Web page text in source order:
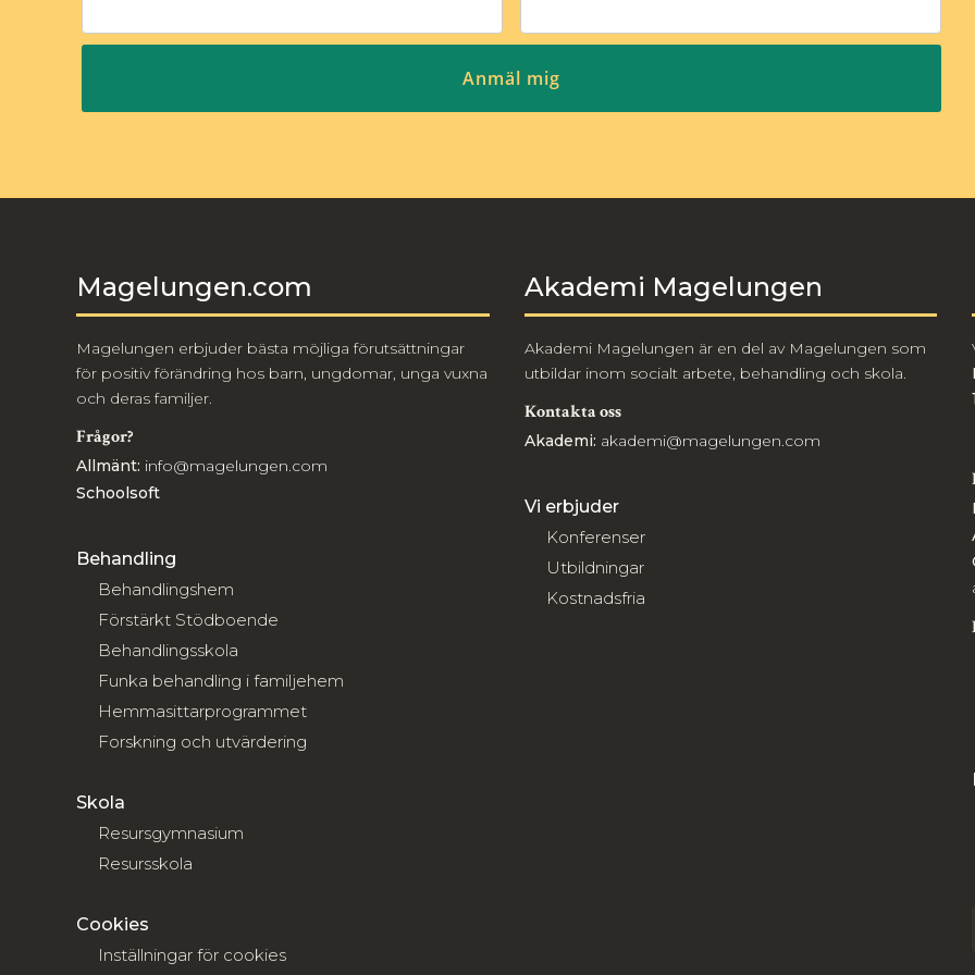
Magelungen.com
Magelungen erbjuder bästa möjliga förutsättningar
för positiv förändring hos barn, ungdomar, unga vuxna
och deras familjer.
Frågor?
Allmänt: info@magelungen.com
Schoolsoft
Behandling
Behandlingshem
Förstärkt Stödboende
Behandlingsskola
Funka behandling i familjehem
Hemmasittarprogrammet
Forskning och utvärdering
Skola
Resursgymnasium
Resursskola
Cookies
Inställningar för cookies
Akademi Magelungen
Akademi Magelungen är en del av Magelungen som
utbildar inom socialt arbete, behandling och skola.
Kontakta oss
Akademi: akademi@magelungen.com
Vi erbjuder
Konferenser
Utbildningar
Kostnadsfria